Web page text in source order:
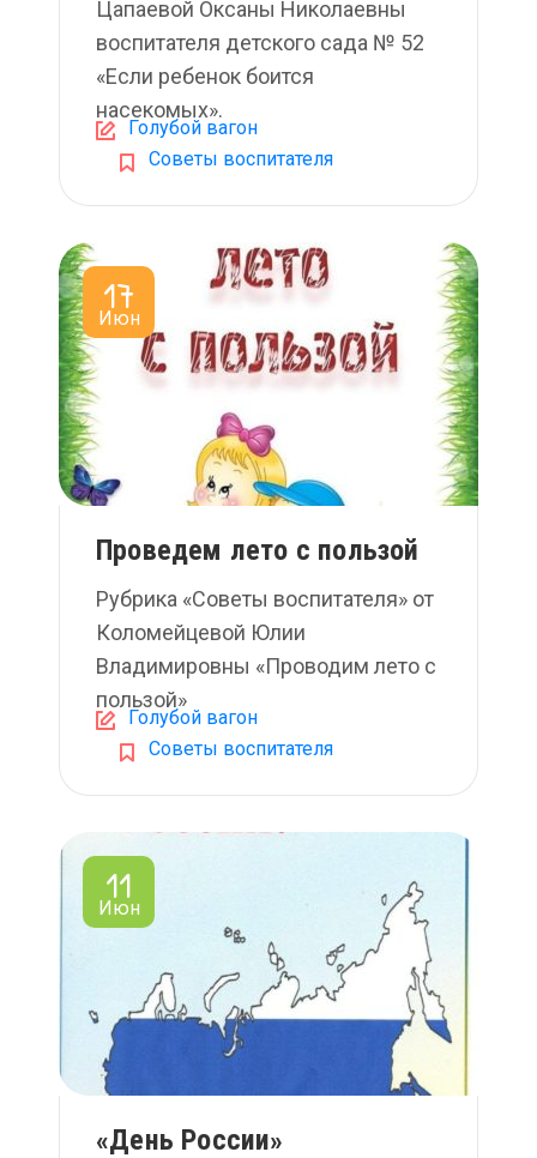
Цапаевой Оксаны Николаевны
воспитателя детского сада № 52
«Если ребенок боится
насекомых».
Голубой вагон
Советы воспитателя
17
Июн
Проведем лето с пользой
Рубрика «Советы воспитателя» от
Коломейцевой Юлии
Владимировны «Проводим лето с
пользой»
Голубой вагон
Советы воспитателя
11
Июн
«День России»